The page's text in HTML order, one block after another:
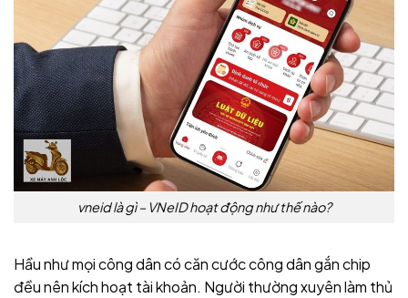
vneid là gì – VNeID hoạt động như thế nào?
Hầu như mọi công dân có căn cước công dân gắn chip
đều nên kích hoạt tài khoản. Người thường xuyên làm thủ